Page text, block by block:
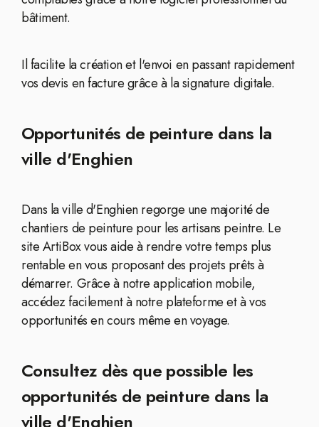
bâtiment.
Il facilite la création et l'envoi en passant rapidement
vos devis en facture grâce à la signature digitale.
Opportunités de peinture dans la
ville d'Enghien
Dans la ville d'Enghien regorge une majorité de
chantiers de peinture pour les artisans peintre. Le
site ArtiBox vous aide à rendre votre temps plus
rentable en vous proposant des projets prêts à
démarrer. Grâce à notre application mobile,
accédez facilement à notre plateforme et à vos
opportunités en cours même en voyage.
Consultez dès que possible les
opportunités de peinture dans la
ville d'Enghien